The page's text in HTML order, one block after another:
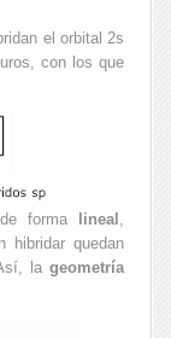
el orbital 2s
con los que
forma lineal
hibridar quedan
la geometría